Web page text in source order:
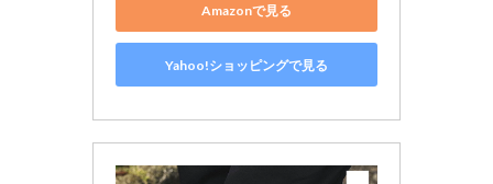
Amazonで見る
Yahoo!ショッピングで見る